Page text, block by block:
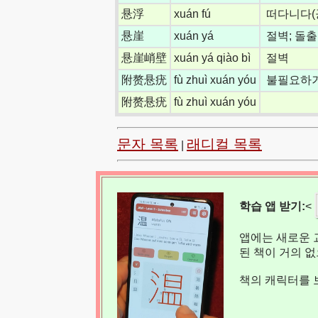
悬浮 xuán fú
떠다니다
悬崖
xuán yá
절벽; 돌
悬崖峭壁 xuán yá qiào bì
절벽
附赘悬疣 fù zhuì xuán yóu
불필요하
附赘悬疣 fù zhuì xuán yóu
문자 목록 래디컬 목록
학습 앱 받기:<
앱에는 새로운
된 책이 거의
책의 캐릭터를